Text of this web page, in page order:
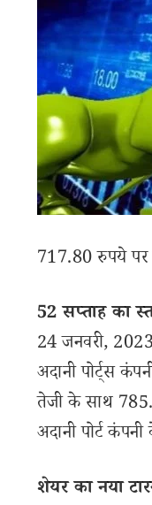
717.80 रुपये पर
52 सप्ताह का
24 जनवरी, 2023
अदानी पोर्ट्स
तेजी के साथ
अदानी पोर्ट
शेयर का नया